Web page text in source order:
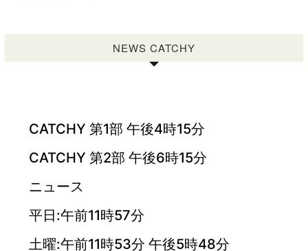
NEWS CATCHY
CATCHY 第1部 午後4時15分
CATCHY 第2部 午後6時15分
ニュース
平日:午前11時57分
土曜:午前11時53分 午後5時48分